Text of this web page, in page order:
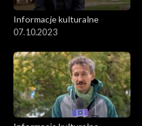
Informacje kulturalne
07.10.2023